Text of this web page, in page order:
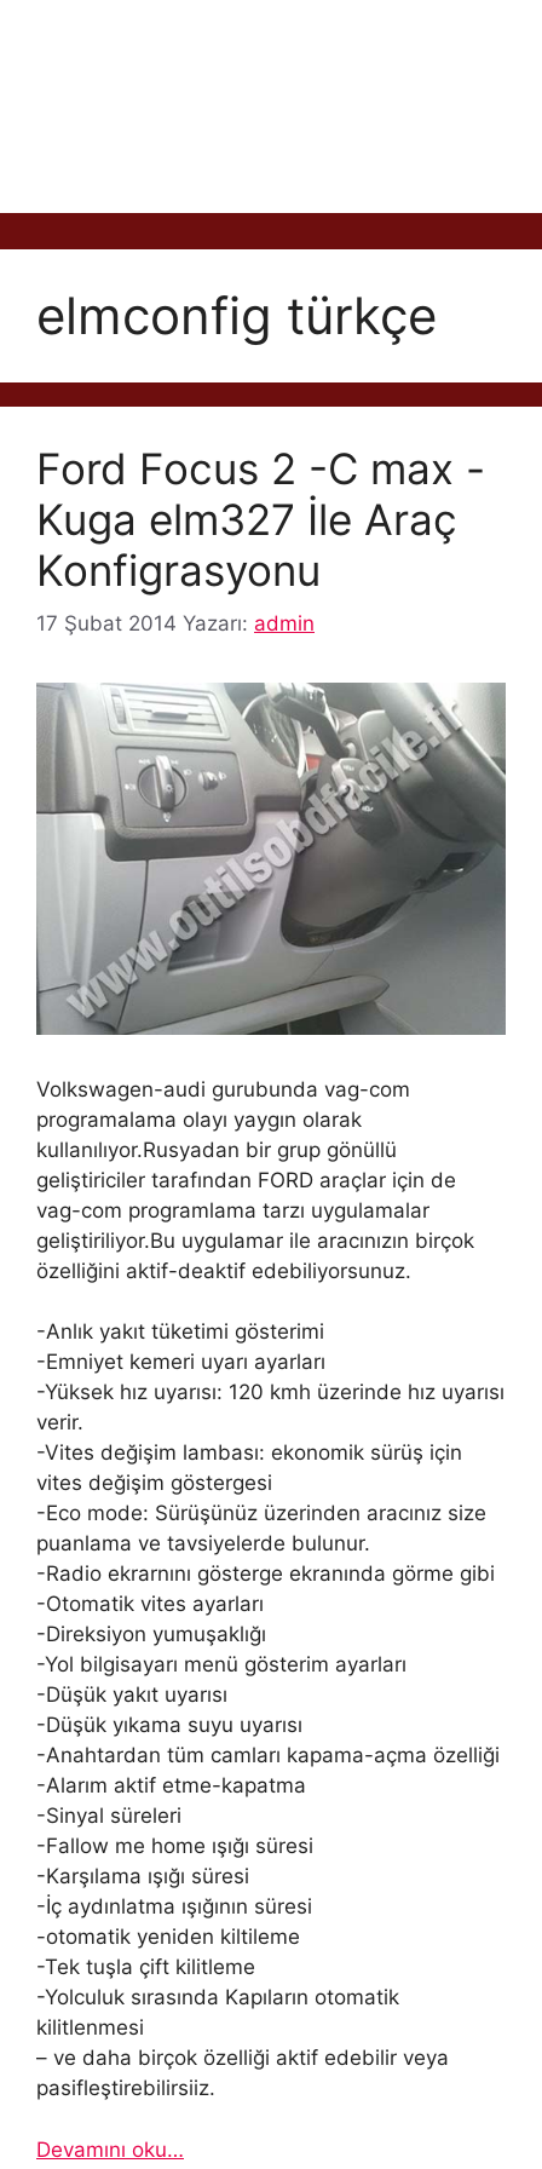
elmconfig türkçe
Ford Focus 2 -C max -
Kuga elm327 İle Araç
Konfigrasyonu
17 Şubat 2014 Yazarı: admin
Volkswagen-audi gurubunda vag-com
programalama olayı yaygın olarak
kullanılıyor.Rusyadan bir grup gönüllü
geliştiriciler tarafından FORD araçlar için de
vag-com programlama tarzı uygulamalar
geliştiriliyor.Bu uygulamar ile aracınızın birçok
özelliğini aktif-deaktif edebiliyorsunuz.
-Anlık yakıt tüketimi gösterimi
-Emniyet kemeri uyarı ayarları
-Yüksek hız uyarısı: 120 kmh üzerinde hız uyarısı
verir.
-Vites değişim lambası: ekonomik sürüş için
vites değişim göstergesi
-Eco mode: Sürüşünüz üzerinden aracınız size
puanlama ve tavsiyelerde bulunur.
-Radio ekrarnını gösterge ekranında görme gibi
-Otomatik vites ayarları
-Direksiyon yumuşaklığı
-Yol bilgisayarı menü gösterim ayarları
-Düşük yakıt uyarısı
-Düşük yıkama suyu uyarısı
-Anahtardan tüm camları kapama-açma özelliği
-Alarım aktif etme-kapatma
-Sinyal süreleri
-Fallow me home ışığı süresi
-Karşılama ışığı süresi
-İç aydınlatma ışığının süresi
-otomatik yeniden kiltileme
-Tek tuşla çift kilitleme
-Yolculuk sırasında Kapıların otomatik
kilitlenmesi
– ve daha birçok özelliği aktif edebilir veya
pasifleştirebilirsiiz.
Devamını oku…